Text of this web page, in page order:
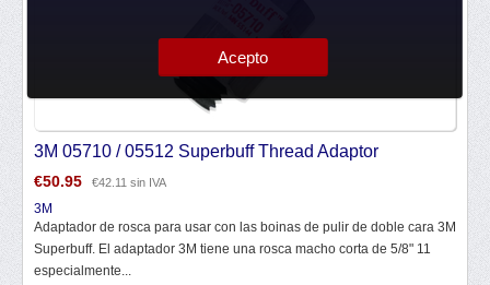
3M 05710 / 05512 Superbuff Thread Adaptor
€50.95 €42.11 sin IVA
3M
Adaptador de rosca para usar con las boinas de pulir de doble cara 3M
Superbuff. El adaptador 3M tiene una rosca macho corta de 5/8" 11
especialmente...
Acepto